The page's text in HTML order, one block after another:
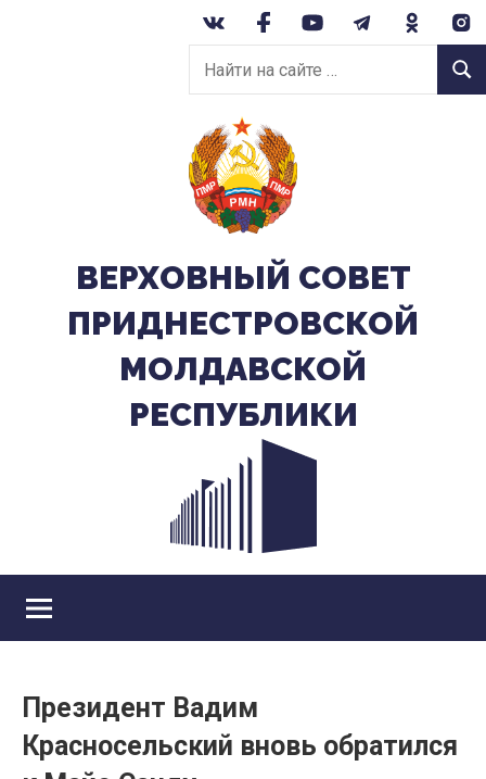
Найти
на
сайте:
ВЕРХОВНЫЙ CОВЕТ
ПРИДНЕСТРОВСКОЙ
МОЛДАВСКОЙ
РЕСПУБЛИКИ
Президент Вадим
Красносельский вновь обратился